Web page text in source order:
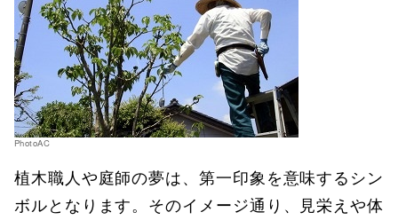
PhotoAC
植木職人や庭師の夢は、第一印象を意味するシン
ボルとなります。そのイメージ通り、見栄えや体